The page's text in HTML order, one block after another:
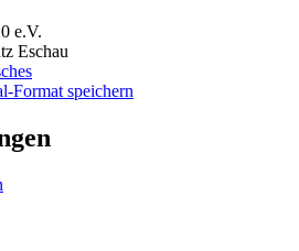
e.V.
Eschau
Format speichern